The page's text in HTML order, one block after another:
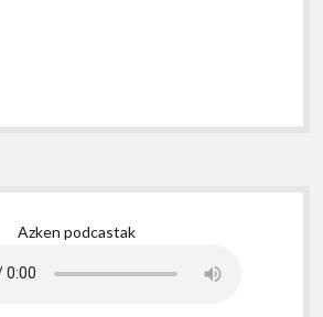
Azken podcastak